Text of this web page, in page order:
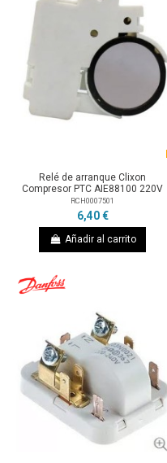
Relé de arranque Clixon
Compresor PTC AIE88100 220V
RCH0007501
6,40 €
Añadir al carrito